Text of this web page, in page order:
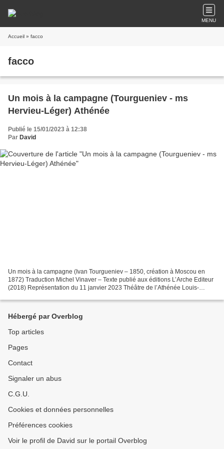
MENU
Accueil » facco
facco
Un mois à la campagne (Tourgueniev - ms
Hervieu-Léger) Athénée
Publié le 15/01/2023 à 12:38
Par David
Un mois à la campagne (Ivan Tourgueniev – 1850, création à Moscou en
1872) Traduction Michel Vinaver – Texte publié aux éditions L’Arche Editeur
(2018) Représentation du 11 janvier 2023 Théâtre de l’Athénée Louis-
Hébergé par Overblog
Top articles
Pages
Contact
Signaler un abus
C.G.U.
Cookies et données personnelles
Préférences cookies
Voir le profil de David sur le portail Overblog